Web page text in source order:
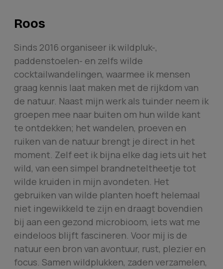
Roos
Sinds 2016 organiseer ik wildpluk-,
paddenstoelen- en zelfs wilde
cocktailwandelingen, waarmee ik mensen
graag kennis laat maken met de rijkdom van
de natuur. Naast mijn werk als tuinder neem ik
groepen mee naar buiten om hun wilde kant
te ontdekken; het wandelen, proeven en
ruiken van de natuur brengt je direct in het
moment. Zelf eet ik bijna elke dag iets uit het
wild, van een simpel brandneteltheetje tot
wilde kruiden in mijn avondeten. Het
gebruiken van wilde planten hoeft helemaal
niet ingewikkeld te zijn en draagt bovendien
bij aan een gezond microbioom, iets wat me
eindeloos blijft fascineren. Voor mij is de
natuur een bron van avontuur, rust, plezier en
focus. Samen wildplukken, zaden verzamelen,